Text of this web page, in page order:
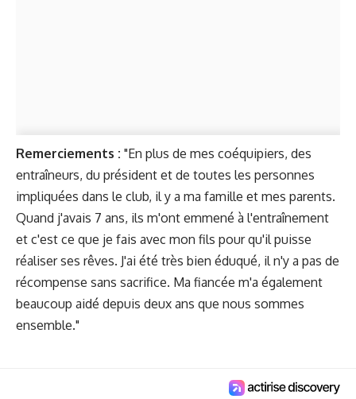
Remerciements : "En plus de mes coéquipiers, des
entraîneurs, du président et de toutes les personnes
impliquées dans le club, il y a ma famille et mes parents.
Quand j'avais 7 ans, ils m'ont emmené à l'entraînement
et c'est ce que je fais avec mon fils pour qu'il puisse
réaliser ses rêves. J'ai été très bien éduqué, il n'y a pas de
récompense sans sacrifice. Ma fiancée m'a également
beaucoup aidé depuis deux ans que nous sommes
ensemble."